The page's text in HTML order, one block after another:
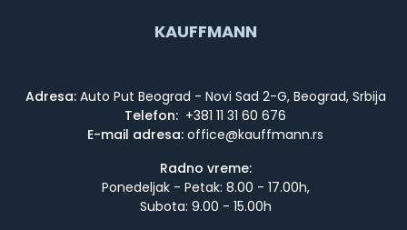
KAUFFMANN
Adresa:Auto Put Beograd - Novi Sad 2-G, Beograd, Srbija
Telefon: +381 11 31 60 676
E-mail adresa:
Radno vreme:
Ponedeljak - Petak: 8.00 - 17.00h,
Subota: 9.00 - 15.00h